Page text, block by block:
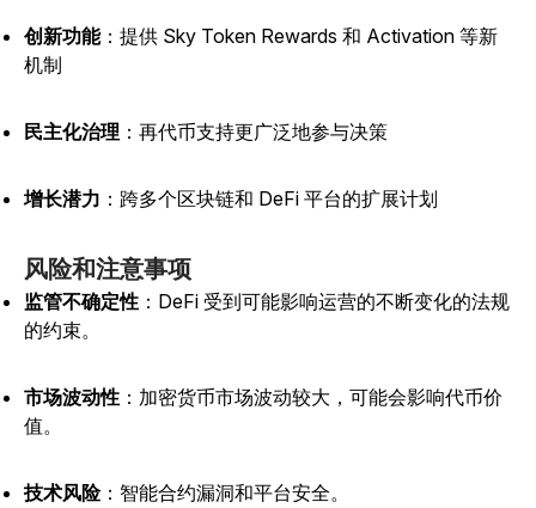
创新功能：提供 Sky Token Rewards 和 Activation 等新
机制
民主化治理 ：再代币支持更广泛地参与决策
增长潜力 ：跨多个区块链和 DeFi 平台的扩展计划
风险和注意事项
监管不确定性 ：DeFi 受到可能影响运营的不断变化的法规
的约束。
市场波动性 ：加密货币市场波动较大，可能会影响代币价
值。
技术风险：智能合约漏洞和平台安全。